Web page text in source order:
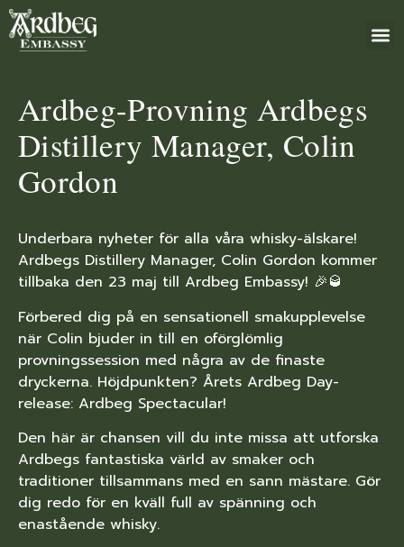
Ardbeg-Provning Ardbegs
Distillery Manager, Colin
Gordon
Underbara nyheter för alla våra whisky-älskare!
Ardbegs Distillery Manager, Colin Gordon kommer
tillbaka den 23 maj till Ardbeg Embassy! 🎉🥃
Förbered dig på en sensationell smakupplevelse
när Colin bjuder in till en oförglömlig
provningssession med några av de finaste
dryckerna. Höjdpunkten? Årets Ardbeg Day-
release: Ardbeg Spectacular!
Den här är chansen vill du inte missa att utforska
Ardbegs fantastiska värld av smaker och
traditioner tillsammans med en sann mästare. Gör
dig redo för en kväll full av spänning och
enastående whisky.